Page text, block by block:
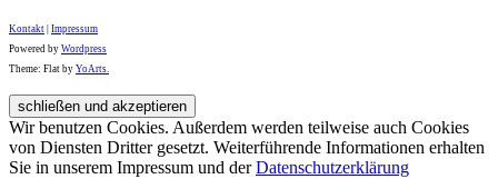
Kontakt Impressum
Powered by Wordpress
Theme: Flat by YoArts.
Wir benutzen Cookies. Außerdem werden teilweise auch Cookies
von Diensten Dritter gesetzt. Weiterführende Informationen erhalten
Sie in unserem Impressum und derDatenschutzerklärung